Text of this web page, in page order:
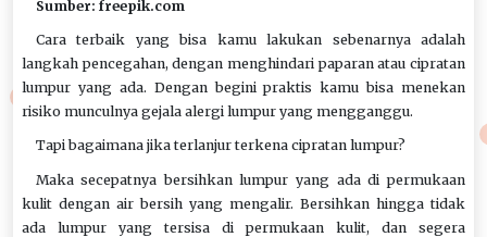
Sumber: freepik.com
Cara terbaik yang bisa kamu lakukan sebenarnya adalah
langkah pencegahan, dengan menghindari paparan atau cipratan
lumpur yang ada. Dengan begini praktis kamu bisa menekan
risiko munculnya gejala alergi lumpur yang mengganggu.
Tapi bagaimana jika terlanjur terkena cipratan lumpur?
Maka secepatnya bersihkan lumpur yang ada di permukaan
kulit dengan air bersih yang mengalir. Bersihkan hingga tidak
ada lumpur yang tersisa di permukaan kulit, dan segera